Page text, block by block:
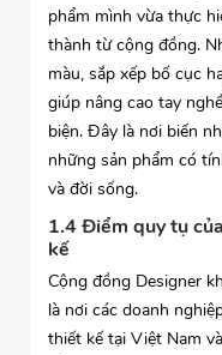
phẩm mình vừa thực
thành từ cộng đồng.
màu, sắp xếp bố cục
giúp nâng cao tay
biện. Đây là nơi biến
những sản phẩm có
và đời sống.
1.4 Điểm quy tụ
kế
Cộng đồng Designer
là nơi các doanh
thiết kế tại Việt Nam và